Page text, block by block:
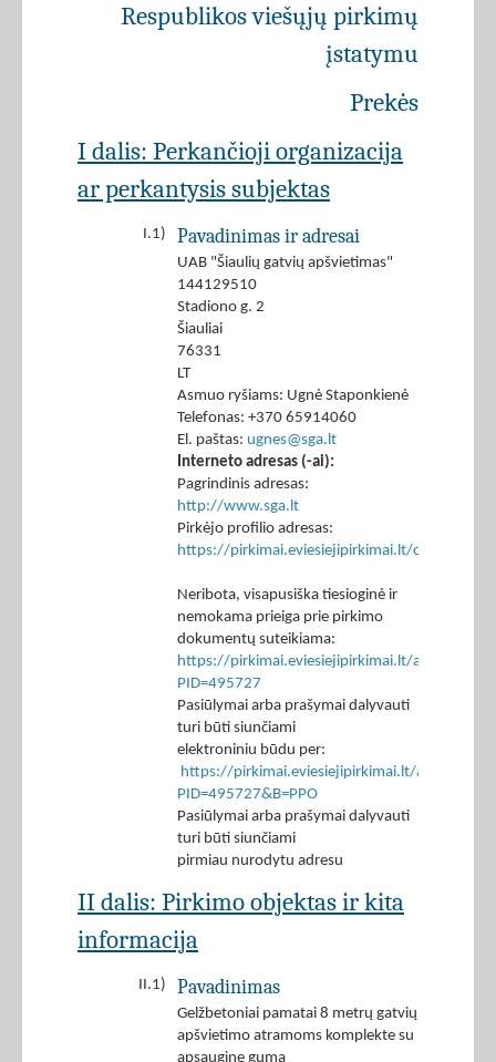
Respublikos viešųjų pirkimų
įstatymu
Prekės
I dalis: Perkančioji organizacija
ar perkantysis subjektas
I.1) Pavadinimas ir adresai
UAB "Šiaulių gatvių apšvietimas"
144129510
Stadiono g. 2
Šiauliai
76331
LT
Asmuo ryšiams: Ugnė Staponkienė
Telefonas: +370 65914060
El. paštas: ugnes@sga.lt
Interneto adresas (-ai):
Pagrindinis adresas:
http://www.sga.lt
Pirkėjo profilio adresas:
https://pirkimai.eviesiejipirkimai.lt/ctm/
Neribota, visapusiška tiesioginė ir
nemokama prieiga prie pirkimo
dokumentų suteikiama:
https://pirkimai.eviesiejipirkimai.lt/app/rfq/
PID=495727
Pasiūlymai arba prašymai dalyvauti
turi būti siunčiami
elektroniniu būdu per:
https://pirkimai.eviesiejipirkimai.lt/app/rfq/
PID=495727&B=PPO
Pasiūlymai arba prašymai dalyvauti
turi būti siunčiami
pirmiau nurodytu adresu
II dalis: Pirkimo objektas ir kita
informacija
II.1) Pavadinimas
Gelžbetoniai pamatai 8 metrų gatvių
apšvietimo atramoms komplekte su
apsaugine guma